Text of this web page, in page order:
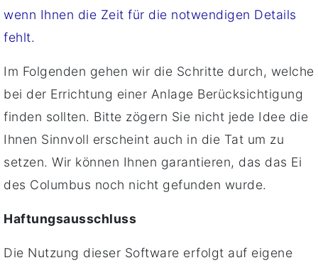
wenn Ihnen die Zeit für die notwendigen Details
fehlt.
Im Folgenden gehen wir die Schritte durch, welche
bei der Errichtung einer Anlage Berücksichtigung
finden sollten. Bitte zögern Sie nicht jede Idee die
Ihnen Sinnvoll erscheint auch in die Tat um zu
setzen. Wir können Ihnen garantieren, das das Ei
des Columbus noch nicht gefunden wurde.
Haftungsausschluss
Die Nutzung dieser Software erfolgt auf eigene